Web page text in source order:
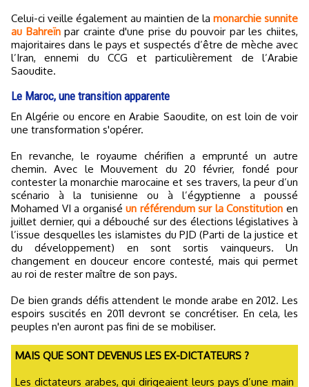
Celui-ci veille également au maintien de la monarchie sunnite
au Bahreïnpar crainte d'une prise du pouvoir par les chiites,
majoritaires dans le pays et suspectés d’être de mèche avec
l’Iran, ennemi du CCG et particulièrement de l’Arabie
Saoudite.
Le Maroc, une transition apparente
En Algérie ou encore en Arabie Saoudite, on est loin de voir
une transformation s'opérer.
En revanche, le royaume chérifien a emprunté un autre
chemin. Avec le Mouvement du 20 février, fondé pour
contester la monarchie marocaine et ses travers, la peur d’un
scénario à la tunisienne ou à l’égyptienne a poussé
Mohamed VI a organiséun référendum sur la Constitution en
juillet dernier, qui a débouché sur des élections législatives à
l’issue desquelles les islamistes du PJD (Parti de la justice et
du développement) en sont sortis vainqueurs. Un
changement en douceur encore contesté, mais qui permet
au roi de rester maître de son pays.
De bien grands défis attendent le monde arabe en 2012. Les
espoirs suscités en 2011 devront se concrétiser. En cela, les
peuples n'en auront pas fini de se mobiliser.
MAIS QUE SONT DEVENUS LES EX-DICTATEURS ?
Les dictateurs arabes, qui dirigeaient leurs pays d’une main